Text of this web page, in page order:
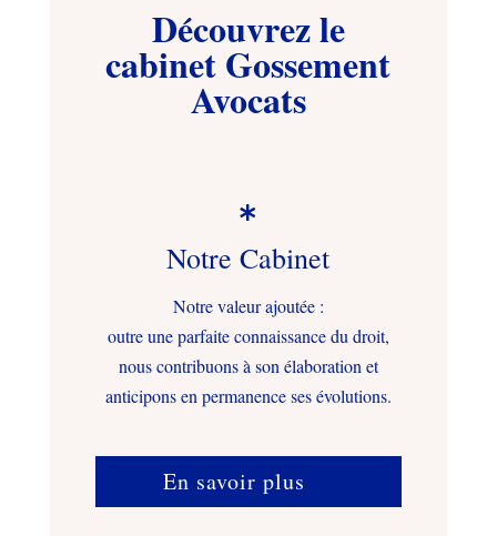
Découvrez le
cabinet Gossement
Avocats

Notre Cabinet
Notre valeur ajoutée :
outre une parfaite connaissance du droit,
nous contribuons à son élaboration et
anticipons en permanence ses évolutions.
En savoir plus